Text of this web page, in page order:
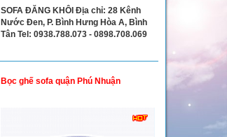
SOFA ĐĂNG KHÔI Địa chỉ: 28 Kênh
Nước Đen, P. Bình Hưng Hòa A, Bình
Tân Tel: 0938.788.073 - 0898.708.069
Bọc ghế sofa quận Phú Nhuận